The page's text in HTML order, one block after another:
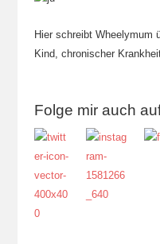
Hier schreibt Wheelymum
Kind, chronischer
Folge mir auch